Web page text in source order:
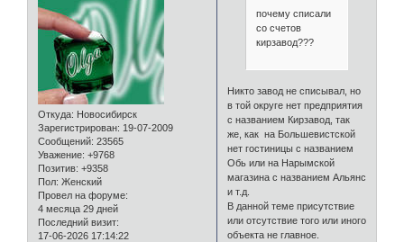
Откуда: Новосибирск
Зарегистрирован: 19-07-2009
Сообщений: 23565
Уважение: +9768
Позитив: +9358
Пол: Женский
Провел на форуме:
4 месяца 29 дней
Последний визит:
17-06-2026 17:14:22
почему списали
со счетов
кирзавод???
Никто завод не списывал, но
в той округе нет предприятия
с названием Кирзавод, так
же, как на Большевистской
нет гостиницы с названием
Обь или на Нарымской
магазина с названием Альянс
и т.д.
В данной теме присутствие
или отсутствие того или иного
объекта не главное.